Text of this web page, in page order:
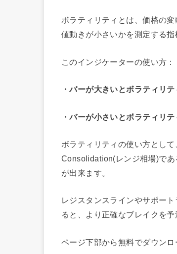
ボラティリティとは、価格の
値動きが小さいかを測定する指
このインジケーターの使い方：
・バーが大きいとボラティリ
・バーが小さいとボラティリ
ボラティリティの使い方とし
Consolidation(レンジ相場)であ
が出来ます。
レジスタンスラインやサポー
ると、より正確なブレイクを予
ページ下部から無料でダウンロ